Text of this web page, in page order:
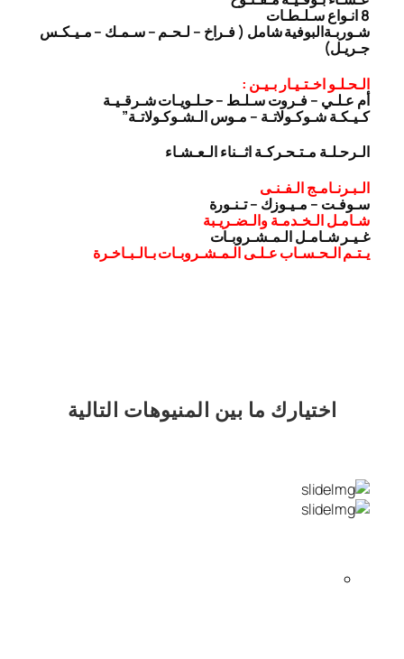
8 انـواع سـلـطـات
شـوربـةالبوفية شامل ( فـراخ – لـحـم – سـمـك – مـيـكـس
جـريـل)
الـحـلـو اخـتـيـار بـيـن :
أم عـلـي – فـروت سـلـط – حـلـويـات شـرقـيـة
كـيـكـة شـوكـولاتـة – مـوس الـشـوكـولاتـة”
الـرحـلـة مـتـحـركـة اثــناء الـعـشـاء
الـبـرنـامـج الـفـنـى
سـوفـت – مـيـوزك – تـنـورة
شـامـل الـخـدمـة والـضـريـبة
غـيـر شـامـل الـمـشـروبـات
يـتـم الـحـسـاب عـلـى الـمـشـروبـات بـالـبـاخـرة
اختيارك ما بين المنيوهات التالية